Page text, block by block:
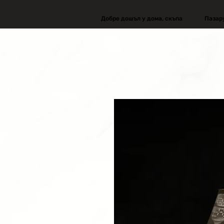
Добре дошъл у дома, скъпа